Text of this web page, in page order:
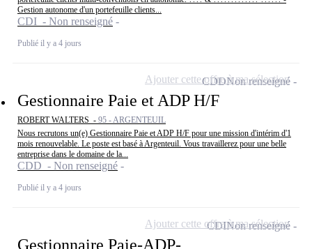
Gestion autonome d'un portefeuille clients...
CDI - Non renseigné
Publié il y a 4 jours
Gestionnaire Paie et ADP H/F
ROBERT WALTERS - 95 - ARGENTEUIL
Nous recrutons un(e) Gestionnaire Paie et ADP H/F pour une mission d'intérim d'1
mois renouvelable. Le poste est basé à Argenteuil. Vous travaillerez pour une belle
entreprise dans le domaine de la...
CDD - Non renseigné
Publié il y a 4 jours
CDDNon renseigné
Ajouter cette offre à ma sélection
Gestionnaire Paie-ADP-
CDINon renseigné
Ajouter cette offre à ma sélection